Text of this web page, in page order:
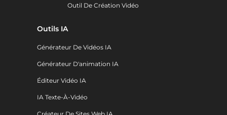
Outil De Création Vidéo
Outils IA
Générateur De Vidéos IA
Générateur D'animation IA
Éditeur Vidéo IA
IA Texte-À-Vidéo